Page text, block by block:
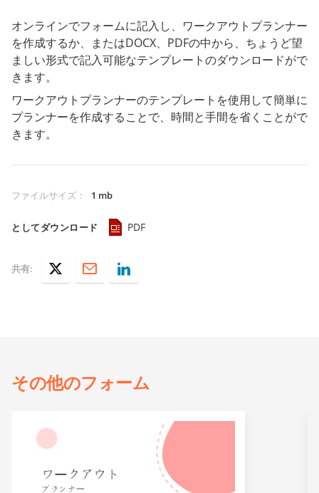
オンラインでフォームに記入し、ワークアウトプランナー
を作成するか、またはDOCX、PDFの中から、ちょうど望
ましい形式で記入可能なテンプレートのダウンロードがで
きます。
ワークアウトプランナーのテンプレートを使用して簡単に
プランナーを作成することで、時間と手間を省くことがで
きます。
ファイルサイズ ： 1 mb
としてダウンロード PDF
共有:
その他のフォーム